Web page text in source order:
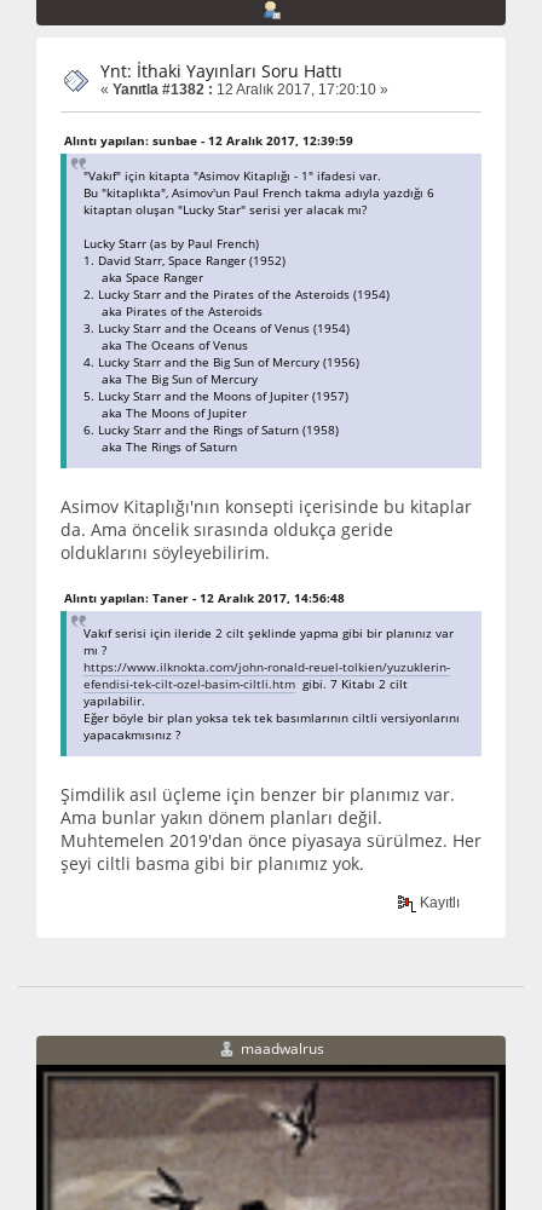
Ynt: İthaki Yayınları Soru Hattı
« Yanıtla #1382 : 12 Aralık 2017, 17:20:10 »
Alıntı yapılan: sunbae - 12 Aralık 2017, 12:39:59
"Vakıf" için kitapta "Asimov Kitaplığı - 1" ifadesi var.
Bu "kitaplıkta", Asimov'un Paul French takma adıyla yazdığı 6
kitaptan oluşan "Lucky Star" serisi yer alacak mı?
Lucky Starr (as by Paul French)
1. David Starr, Space Ranger (1952)
aka Space Ranger
2. Lucky Starr and the Pirates of the Asteroids (1954)
aka Pirates of the Asteroids
3. Lucky Starr and the Oceans of Venus (1954)
aka The Oceans of Venus
4. Lucky Starr and the Big Sun of Mercury (1956)
aka The Big Sun of Mercury
5. Lucky Starr and the Moons of Jupiter (1957)
aka The Moons of Jupiter
6. Lucky Starr and the Rings of Saturn (1958)
aka The Rings of Saturn
Asimov Kitaplığı'nın konsepti içerisinde bu kitaplar
da. Ama öncelik sırasında oldukça geride
olduklarını söyleyebilirim.
Alıntı yapılan: Taner - 12 Aralık 2017, 14:56:48
Vakıf serisi için ileride 2 cilt şeklinde yapma gibi bir planınız var
mı ?
https://www.ilknokta.com/john-ronald-reuel-tolkien/yuzuklerin-
efendisi-tek-cilt-ozel-basim-ciltli.htm gibi. 7 Kitabı 2 cilt
yapılabilir.
Eğer böyle bir plan yoksa tek tek basımlarının ciltli versiyonlarını
yapacakmısınız ?
Şimdilik asıl üçleme için benzer bir planımız var.
Ama bunlar yakın dönem planları değil.
Muhtemelen 2019'dan önce piyasaya sürülmez. Her
şeyi ciltli basma gibi bir planımız yok.
Kayıtlı
maadwalrus